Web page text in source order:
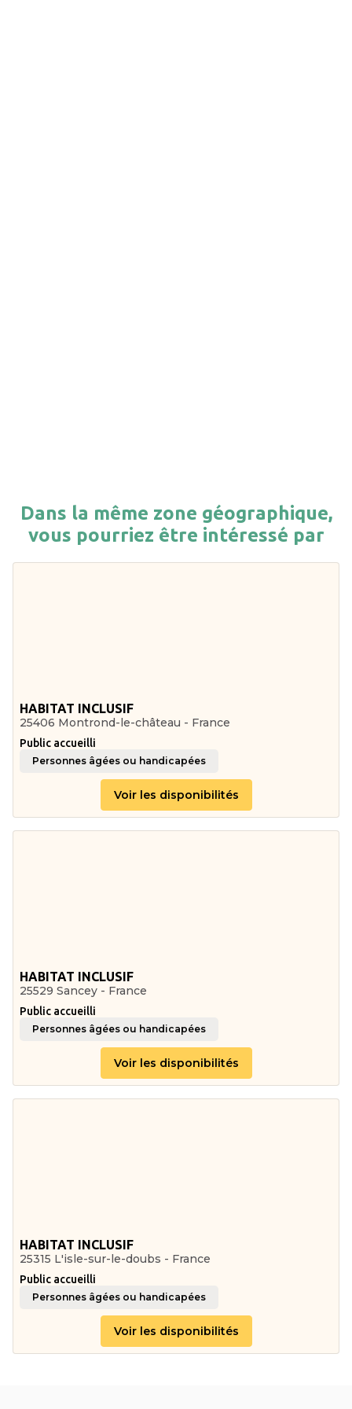
Dans la même zone géographique,
vous pourriez être intéressé par
HABITAT INCLUSIF
25406 Montrond-le-château - France
Public accueilli
Personnes âgées ou handicapées
Voir les disponibilités
HABITAT INCLUSIF
25529 Sancey - France
Public accueilli
Personnes âgées ou handicapées
Voir les disponibilités
HABITAT INCLUSIF
25315 L'isle-sur-le-doubs - France
Public accueilli
Personnes âgées ou handicapées
Voir les disponibilités